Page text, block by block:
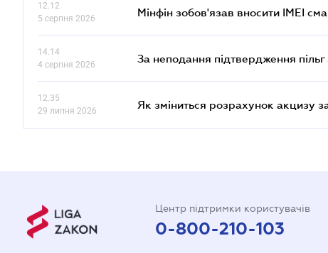
12.12
5 серпня 2026
Мінфін зобов'язав вносити IMEI
14.14
4 серпня 2026
За неподання підтвердження
12.35
29 липня 2026
Як зміниться розрахунок акцизу
Центр підтримки користувачів
0-800-210-103